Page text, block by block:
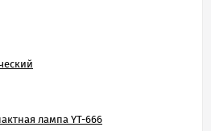
лампа YT-666